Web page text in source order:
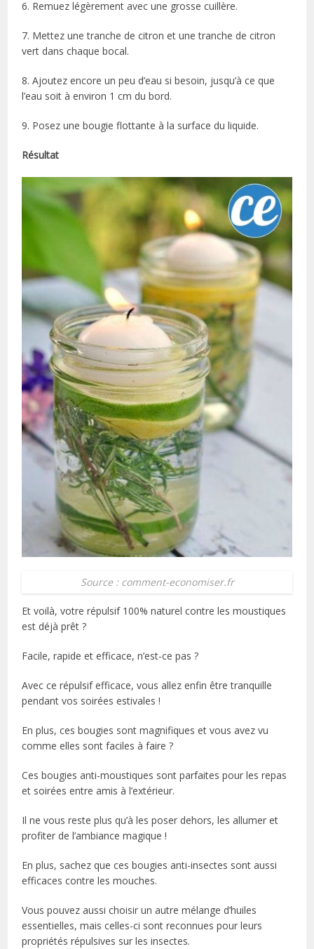
6. Remuez légèrement avec une grosse cuillère.
7. Mettez une tranche de citron et une tranche de citron
vert dans chaque bocal.
8. Ajoutez encore un peu d’eau si besoin, jusqu’à ce que
l’eau soit à environ 1 cm du bord.
9. Posez une bougie flottante à la surface du liquide.
Résultat
Source : comment-economiser.fr
Et voilà, votre répulsif 100% naturel contre les moustiques
est déjà prêt ?
Facile, rapide et efficace, n’est-ce pas ?
Avec ce répulsif efficace, vous allez enfin être tranquille
pendant vos soirées estivales !
En plus, ces bougies sont magnifiques et vous avez vu
comme elles sont faciles à faire ?
Ces bougies anti-moustiques sont parfaites pour les repas
et soirées entre amis à l’extérieur.
Il ne vous reste plus qu’à les poser dehors, les allumer et
profiter de l’ambiance magique !
En plus, sachez que ces bougies anti-insectes sont aussi
efficaces contre les mouches.
Vous pouvez aussi choisir un autre mélange d’huiles
essentielles, mais celles-ci sont reconnues pour leurs
propriétés répulsives sur les insectes.